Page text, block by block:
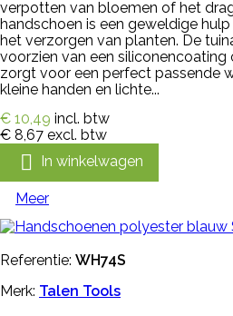
verpotten van bloemen of het
handschoen is een geweldige
het verzorgen van planten. De
voorzien van een
zorgt voor een perfect passende
kleine handen en lichte...
€ 10,49 incl. btw
€ 8,67 excl. btw
 In winkelwagen
Meer
Referentie: WH74S
Merk: Talen Tools